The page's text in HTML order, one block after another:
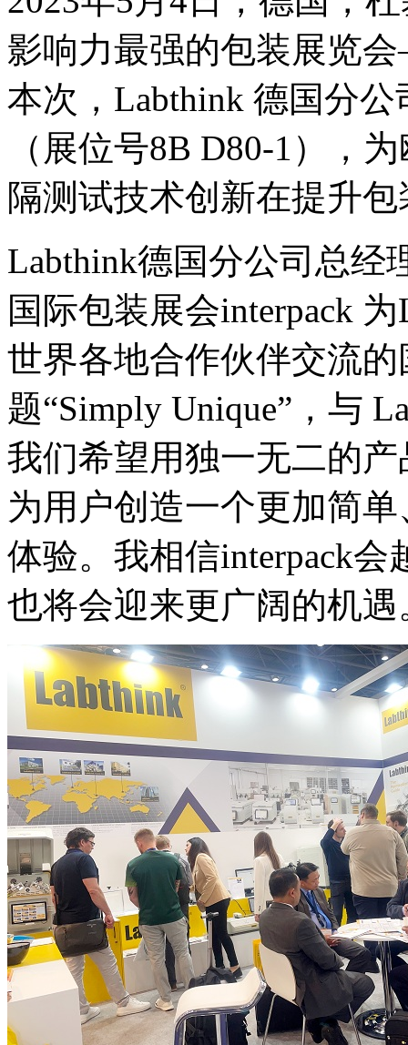
影响力最强的包装展览
本次，Labthink 德国分
（展位号8B D80-1），
隔测试技术创新在提升
Labthink德国分公司总经
国际包装展会interpack
世界各地合作伙伴交流
题“Simply Unique”，与
我们希望用独一无二的
为用户创造一个更加简
体验。我相信interpack
也将会迎来更广阔的机遇